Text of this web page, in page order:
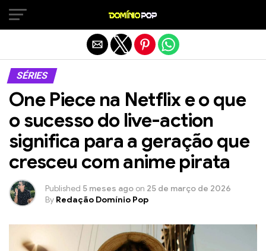
SÉRIES
One Piece na Netflix e o que
o sucesso do live-action
significa para a geração que
cresceu com anime pirata
Published 5 meses ago on 25 de março de 2026
By Redação Domínio Pop
Sair da versão mobile